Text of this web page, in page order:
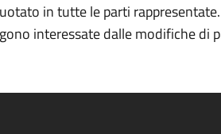
in tutte le parti
interessate dalle modifiche di